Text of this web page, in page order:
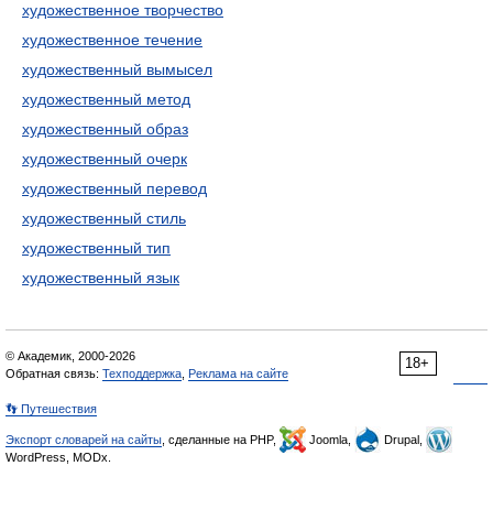
художественное творчество
художественное течение
художественный вымысел
художественный метод
художественный образ
художественный очерк
художественный перевод
художественный стиль
художественный тип
художественный язык
18+
© Академик, 2000-2026
Обратная связь: Техподдержка Реклама на сайте
👣 Путешествия
Экспорт словарей на сайты , сделанные на PHP, Joomla,
Drupal,
WordPress, MODx.